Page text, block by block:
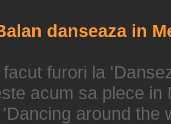
danseaza in
furori la
acum sa plece
around the